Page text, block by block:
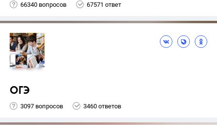
66340 вопросов 67571 ответ
ОГЭ
3097 вопросов 3460 ответов